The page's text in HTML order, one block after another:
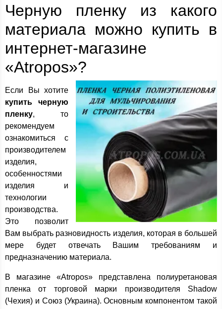
Черную пленку из какого
материала можно купить в
интернет-магазине
«Atropos»?
Если Вы хотите
купить черную
пленку, то
рекомендуем
ознакомиться с
производителем
изделия,
особенностями
изделия и
технологии
производства.
Это позволит
Вам выбрать разновидность изделия, которая в большей
мере будет отвечать Вашим требованиям и
предназначению материала.
В магазине «Atropos» представлена полиуретановая
пленка от торговой марки производителя Shadow
(Чехия) и Союз (Украина). Основным компонентом такой